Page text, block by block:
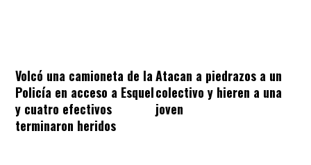
Volcó una camioneta de la
Policía en acceso a Esquel
y cuatro efectivos
terminaron heridos
Atacan a piedrazos a un
colectivo y hieren a una
joven